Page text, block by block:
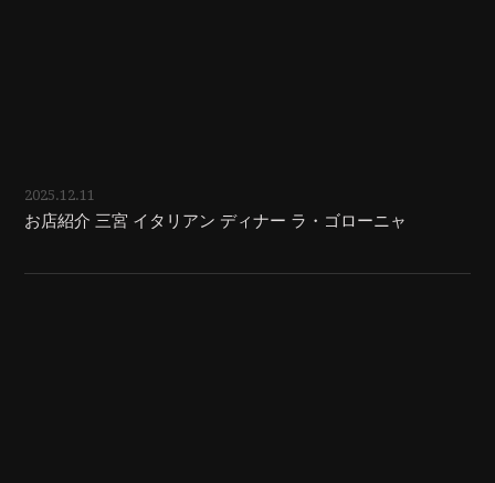
2025.12.11
お店紹介 三宮 イタリアン ディナー ラ・ゴローニャ